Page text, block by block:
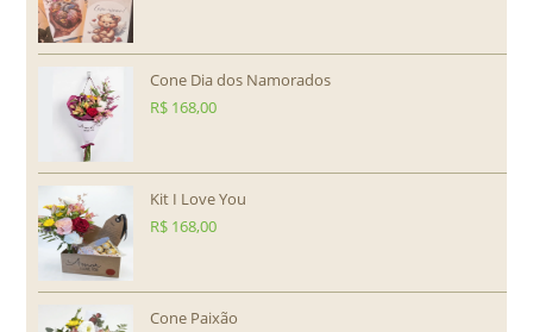
Cone Dia dos Namorados
R$ 168,00
Kit I Love You
R$ 168,00
Cone Paixão